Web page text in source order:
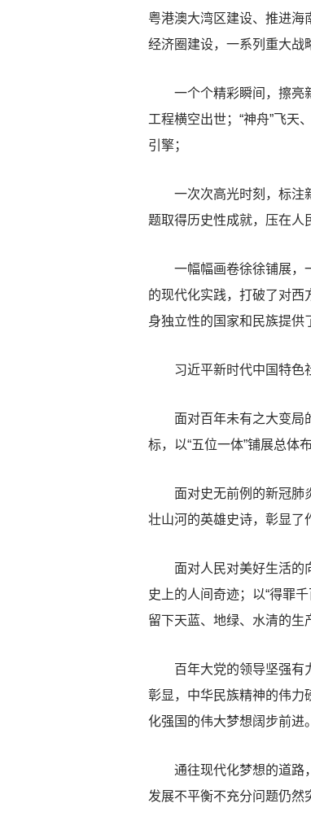
粤港澳大湾区建设、推进海
经济圈建设，一系列重大战
一个个精彩瞬间，擦亮新
工程横空出世；“神舟”飞天
引擎；
一次次高光时刻，标注新
题取得历史性成就，压在人
一幅幅画卷徐徐铺展，一
的现代化实践，打破了对西
身独立性的国家和民族提供
习近平新时代中国特色社
面对百年未有之大变局的
标，以“五位一体”铺展总体
面对史无前例的新冠肺炎
壮山河的英雄史诗，彰显了
面对人民对美好生活的向
史上的人间奇迹；以“得罪
留下天蓝、地绿、水清的生
百年大党的领导坚强有力
彰显，中华民族精神的伟力
化强国的伟大梦想阔步前进。
通往现代化梦想的道路，
发展不平衡不充分问题仍然